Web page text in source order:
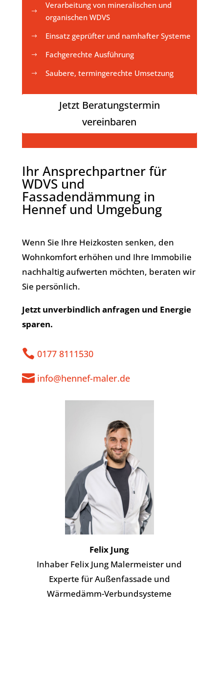
$
Verarbeitung von mineralischen und
organischen WDVS
$ Einsatz geprüfter und namhafter Systeme
$ Fachgerechte Ausführung
$ Saubere, termingerechte Umsetzung
Jetzt Beratungstermin
vereinbaren
Ihr Ansprechpartner für
WDVS und
Fassadendämmung in
Hennef und Umgebung
Wenn Sie Ihre Heizkosten senken, den
Wohnkomfort erhöhen und Ihre Immobilie
nachhaltig aufwerten möchten, beraten wir
Sie persönlich.
Jetzt unverbindlich anfragen und Energie
sparen.
 0177 8111530
 info@hennef-maler.de
Felix Jung
Inhaber Felix Jung Malermeister und
Experte für Außenfassade und
Wärmedämm-Verbundsysteme